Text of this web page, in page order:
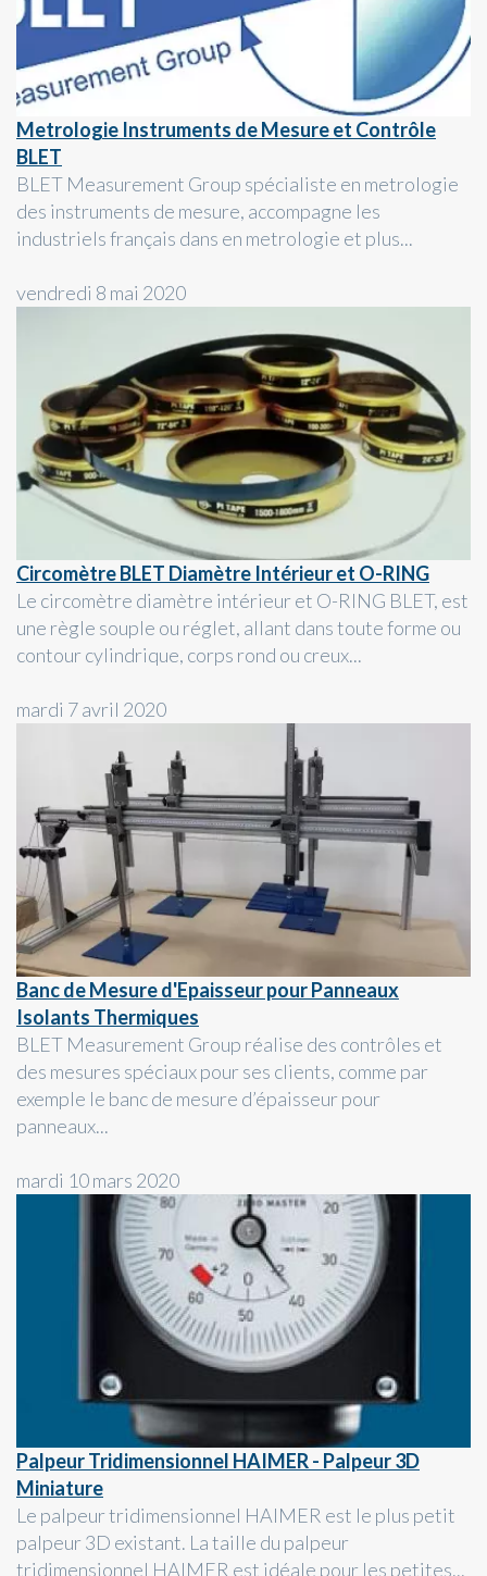
Metrologie Instruments de Mesure et Contrôle
BLET
BLET Measurement Group spécialiste en metrologie
des instruments de mesure, accompagne les
industriels français dans en metrologie et plus...
vendredi 8 mai 2020
Circomètre BLET Diamètre Intérieur et O-RING
Le circomètre diamètre intérieur et O-RING BLET, est
une règle souple ou réglet, allant dans toute forme ou
contour cylindrique, corps rond ou creux...
mardi 7 avril 2020
Banc de Mesure d'Epaisseur pour Panneaux
Isolants Thermiques
BLET Measurement Group réalise des contrôles et
des mesures spéciaux pour ses clients, comme par
exemple le banc de mesure d’épaisseur pour
panneaux...
mardi 10 mars 2020
Palpeur Tridimensionnel HAIMER - Palpeur 3D
Miniature
Le palpeur tridimensionnel HAIMER est le plus petit
palpeur 3D existant. La taille du palpeur
tridimensionnel HAIMER est idéale pour les petites...